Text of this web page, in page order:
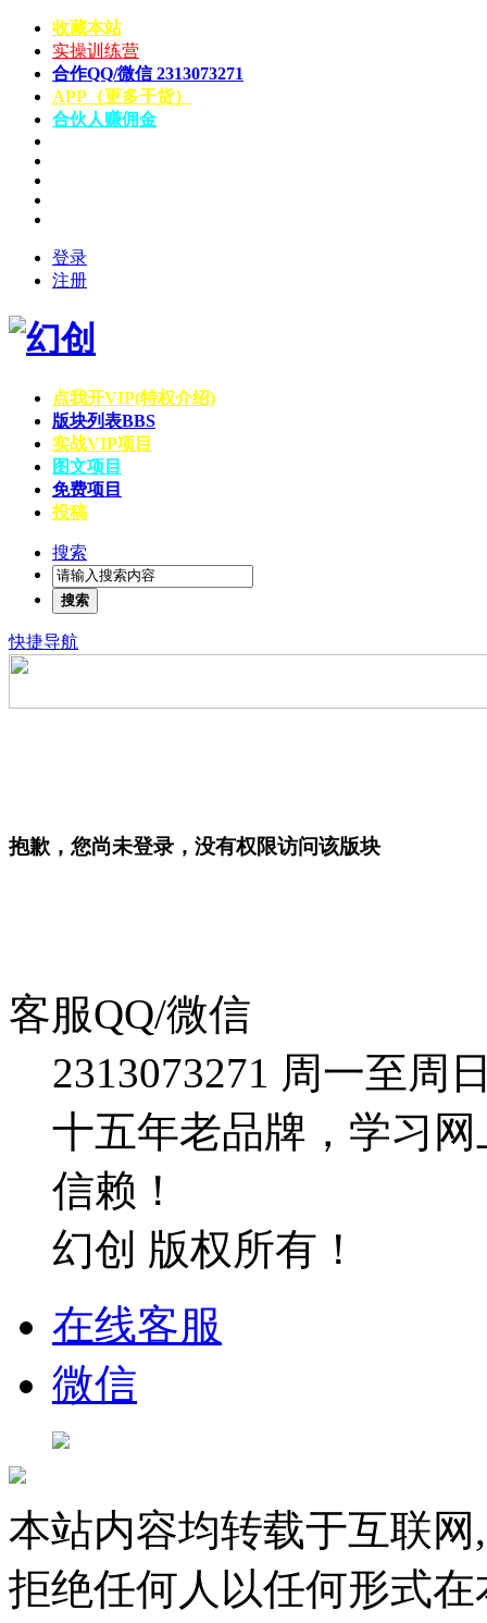
收藏本站
实操训练营
合作QQ/微信 2313073271
APP（更多干货）
合伙人赚佣金
登录
注册
点我开VIP(特权介绍)
版块列表BBS
实战VIP项目
图文项目
免费项目
投稿
搜索
搜索
快捷导航
抱歉，您尚未登录，没有权限访问该版块
客服QQ/微信
2313073271 周一至周
十五年老品牌，学习
信赖！
幻创 版权所有！
在线客服
微信
本站内容均转载于互联
拒绝任何人以任何形式